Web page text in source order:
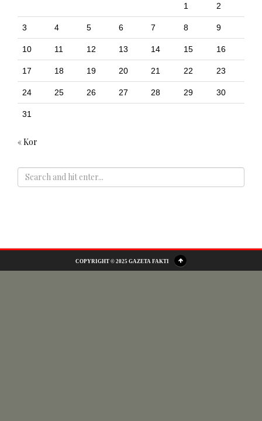
1 2
3 4 5 6 7 8 9
10 11 12 13 14 15 16
17 18 19 20 21 22 23
24 25 26 27 28 29 30
31
« Kor
COPYRIGHT © 2025 GAZETA FAKTI